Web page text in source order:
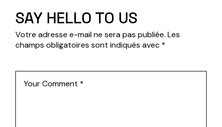
SAY HELLO TO US
Votre adresse e-mail ne sera pas publiée. Les
champs obligatoires sont indiqués avec *